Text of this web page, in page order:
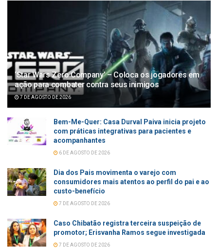
‘Star Wars Zero Company’ – Coloca os jogadores em
ação para combater contra seus inimigos
7 DE AGOSTO DE 2026
Bem-Me-Quer: Casa Durval Paiva inicia projeto
com práticas integrativas para pacientes e
acompanhantes
6 DE AGOSTO DE 2026
Dia dos Pais movimenta o varejo com
consumidores mais atentos ao perfil do pai e ao
custo-benefício
7 DE AGOSTO DE 2026
Caso Chibatão registra terceira suspeição de
promotor; Erisvanha Ramos segue investigada
7 DE AGOSTO DE 2026